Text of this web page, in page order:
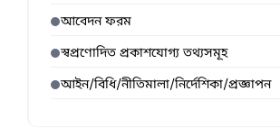
আবেদন ফরম
স্বপ্রণোদিত প্রকাশযোগ্য তথ্যসমূহ
আইন/বিধি/নীতিমালা/নির্দেশিকা/প্রজ্ঞাপন